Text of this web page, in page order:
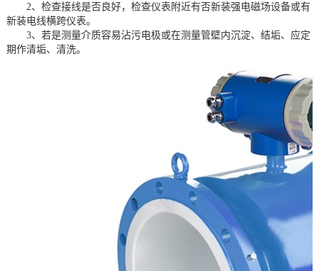
2、检查接线是否良好，检查仪表附近有否新装强电磁场设备或有
新装电线横跨仪表。
3、若是测量介质容易沾污电极或在测量管壁内沉淀、结垢、应定
期作清垢、清洗。